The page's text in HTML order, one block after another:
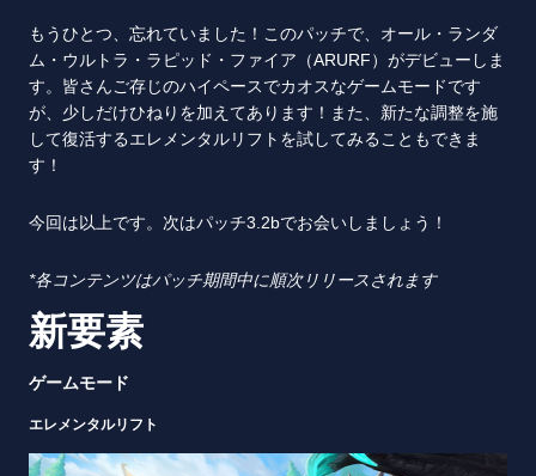
もうひとつ、忘れていました！このパッチで、オール・ランダ
ム・ウルトラ・ラピッド・ファイア（ARURF）がデビューしま
す。皆さんご存じのハイペースでカオスなゲームモードです
が、少しだけひねりを加えてあります！また、新たな調整を施
して復活するエレメンタルリフトを試してみることもできま
す！
今回は以上です。次はパッチ3.2bでお会いしましょう！
*各コンテンツはパッチ期間中に順次リリースされます
新要素
ゲームモード
エレメンタルリフト